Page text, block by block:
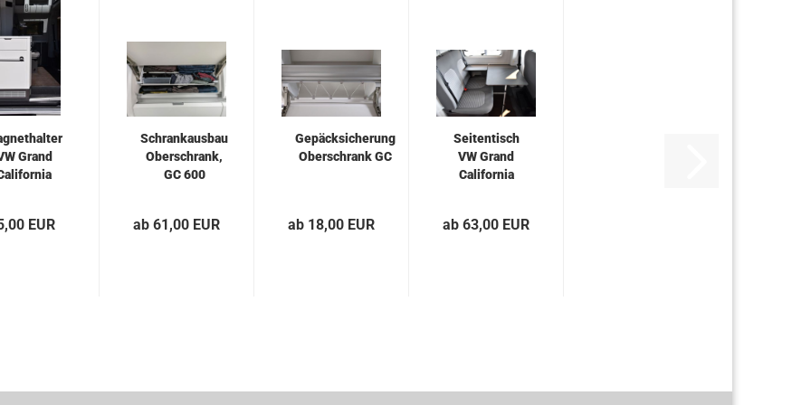
Grand
EUR
Schrankausbau
Oberschrank,
GC 600
ab 61,00 EUR
Gepäcksicherung
Oberschrank GC
ab 18,00 EUR
Seitentisch
VW Grand
California
ab 63,00 EUR